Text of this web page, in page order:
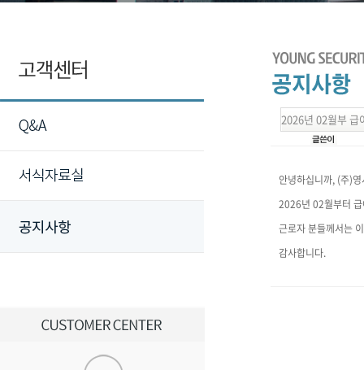
2026년 02월부 급
안녕하십니까, (주)
2026년 02월부터
근로자 분들께서는
감사합니다.